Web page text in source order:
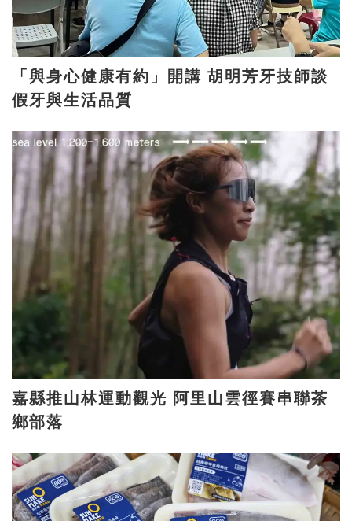
「與身心健康有約」開講 胡明芳牙技師談
假牙與生活品質
嘉縣推山林運動觀光 阿里山雲徑賽串聯茶
鄉部落